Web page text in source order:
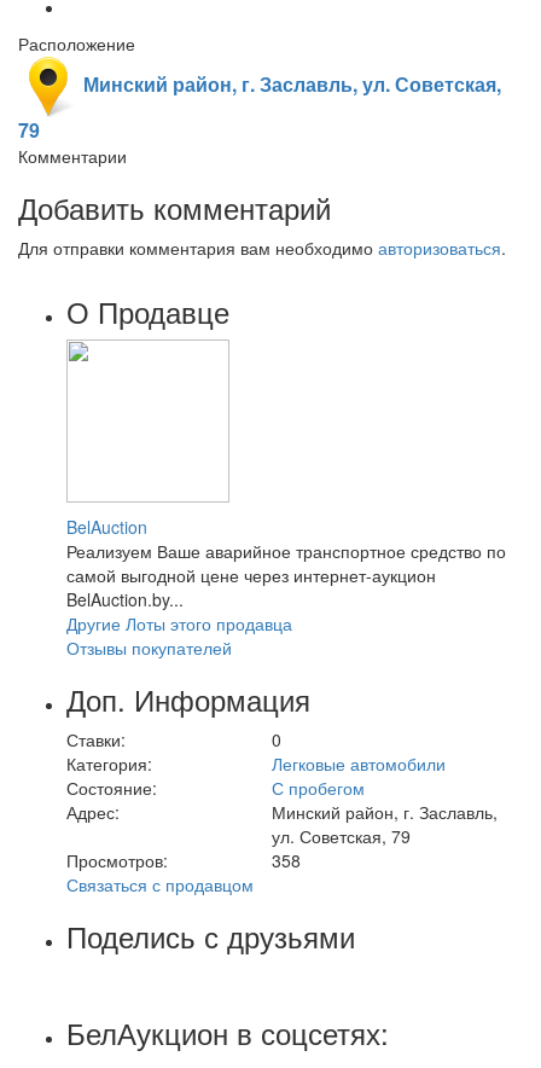
Расположение
Минский район, г. Заславль, ул. Советская,
79
Комментарии
Добавить комментарий
Для отправки комментария вам необходимо авторизоваться.
О Продавце
BelAuction
Реализуем Ваше аварийное транспортное средство по
самой выгодной цене через интернет-аукцион
BelAuction.by...
Другие Лоты этого продавца
Отзывы покупателей
Доп. Информация
Ставки:
0
Категория:
Легковые автомобили
Состояние:
С пробегом
Адрес:
Минский район, г. Заславль,
ул. Советская, 79
Просмотров:
358
Связаться с продавцом
Поделись с друзьями
БелАукцион в соцсетях: